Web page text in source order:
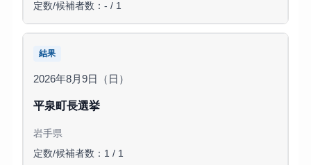
定数/候補者数：- / 1
結果
2026年8月9日（日）
平泉町長選挙
岩手県
定数/候補者数：1 / 1